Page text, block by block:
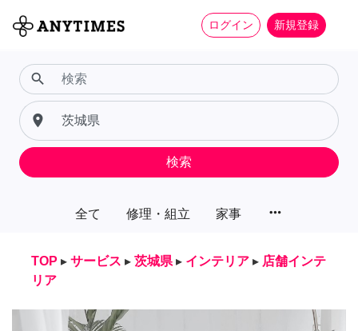
ログイン 新規登録
全て 修理・組立 家事 more_horiz
search
place
検索
TOP ▸ サービス ▸ 茨城県 ▸ インテリア ▸ 店舗インテ
リア